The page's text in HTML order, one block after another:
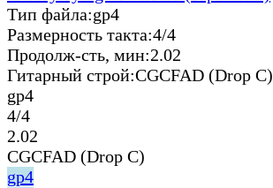
Тип файла:gp4
Размерность такта:4/4
Продолж-сть, мин:2.02
Гитарный строй:CGCFAD (Drop C)
gp4
4/4
2.02
CGCFAD (Drop C)
gp4